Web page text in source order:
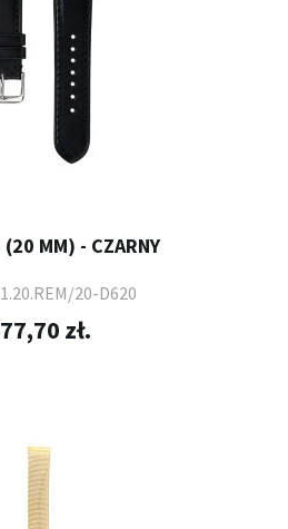
MM) - CZARNY
20-D620
zł.